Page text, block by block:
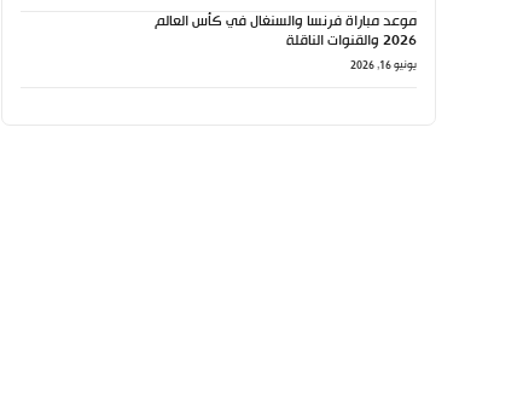
موعد مباراة فرنسا والسنغال في كأس العالم
2026 والقنوات الناقلة
يونيو 16, 2026